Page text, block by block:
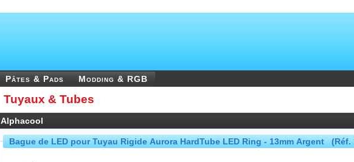
Pâtes & Pads Modding & RGB
Tuyaux & Tubes
Alphacool
Bague de LED pour Tuyau Rigide Aurora HardTube LED Ring - 13mm Argent (Réf.